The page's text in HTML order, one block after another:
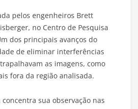
pelos engenheiros Brett
no Centro de Pesquisa
dos principais avanços do
de eliminar interferências
as imagens, como
fora da região analisada.
concentra sua observação nas